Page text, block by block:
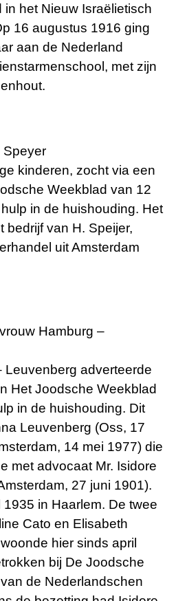
het Nieuw Israëlietisch
16 augustus 1916 ging
aan de Nederland
met zijn
Speyer
kinderen, zocht via een
Weekblad van 12
in de huishouding. Het
bedrijf van H. Speijer,
uit Amsterdam
Hamburg –
Leuvenberg adverteerde
Het Joodsche Weekblad
in de huishouding. Dit
Leuvenberg (Oss, 17
14 mei 1977) die
met advocaat Mr. Isidore
27 juni 1901).
in Haarlem. De twee
Cato en Elisabeth
hier sinds april
bij De Joodsche
de Nederlandschen